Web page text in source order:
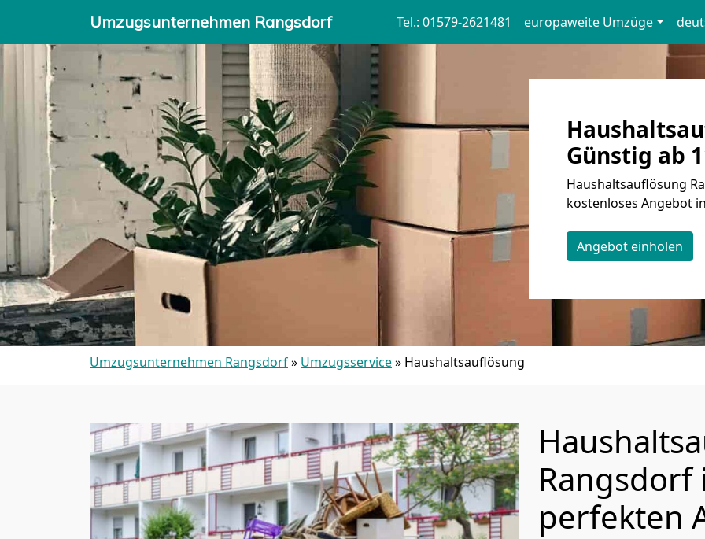
Umzugsunternehmen Rangsdorf Tel.: 01579-2621481 europaweite Umzüge
Günstig ab
Haushaltsauflösung
kostenloses Angebot
Angebot einholen
Umzugsunternehmen Rangsdorf» Umzugsservice» Haushaltsauflösung
perfekten